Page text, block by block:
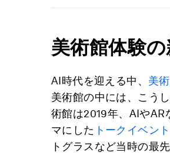
美術館体験
AI時代を迎える中、 美
美術館の中には、こう
術館は2019年、AIやAR
マにした トークイベン
トグラスなど当時の最